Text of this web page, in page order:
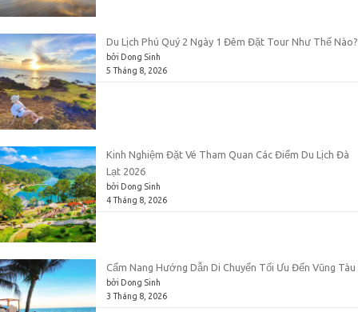
Du Lịch Phú Quý 2 Ngày 1 Đêm Đặt Tour Như Thế Nào?
bởi Dong Sinh
5 Tháng 8, 2026
Kinh Nghiệm Đặt Vé Tham Quan Các Điểm Du Lịch Đà
Lạt 2026
bởi Dong Sinh
4 Tháng 8, 2026
Cẩm Nang Hướng Dẫn Di Chuyển Tối Ưu Đến Vũng Tàu
bởi Dong Sinh
3 Tháng 8, 2026